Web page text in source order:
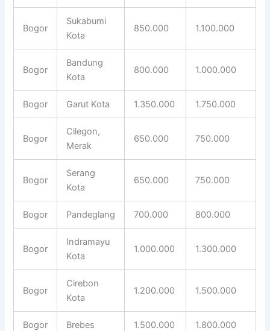
Bogor
Sukabumi
Kota
850.000 1.100.000
Bogor
Bandung
Kota
800.000 1.000.000
Bogor Garut Kota 1.350.000 1.750.000
Bogor
Cilegon,
Merak
650.000 750.000
Bogor
Serang
Kota
650.000 750.000
Bogor Pandeglang 700.000 800.000
Bogor
Indramayu
Kota
1.000.000 1.300.000
Bogor
Cirebon
Kota
1.200.000 1.500.000
Bogor Brebes 1.500.000 1.800.000